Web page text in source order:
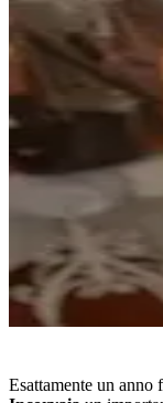
Esattamente un anno